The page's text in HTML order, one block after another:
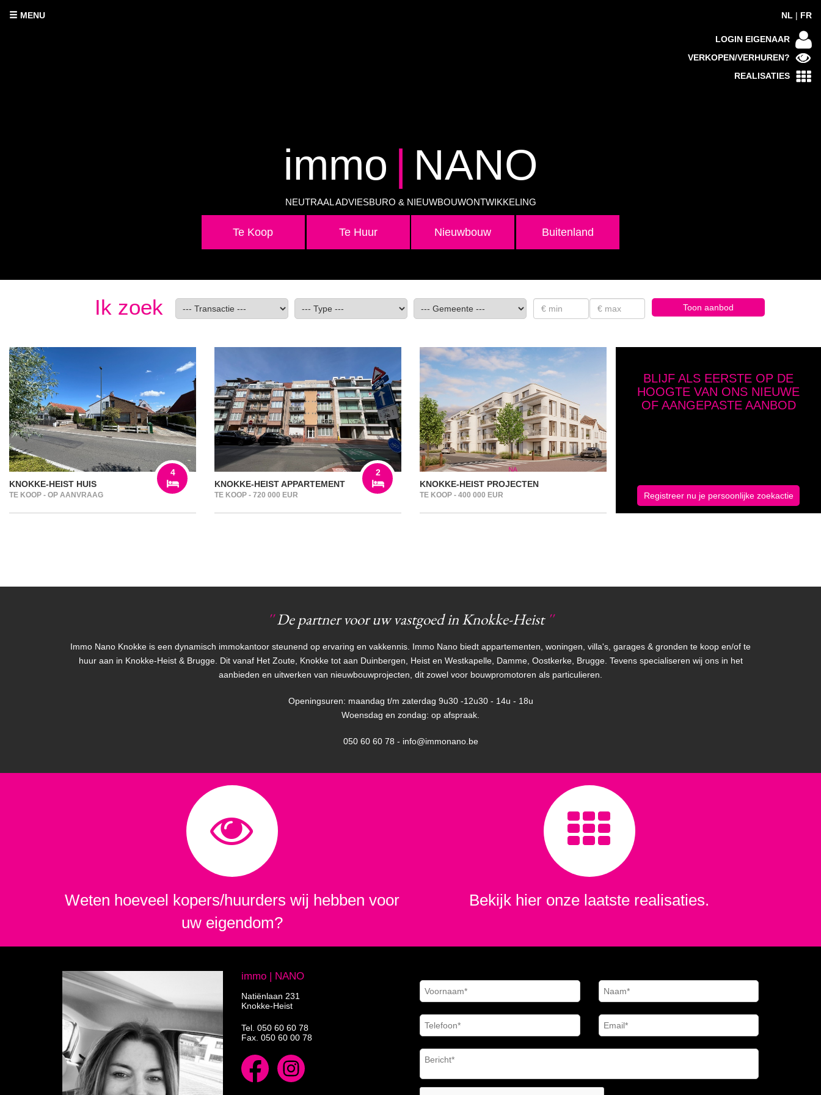
MENU NL | FR
LOGIN EIGENAAR
VERKOPEN/VERHUREN?
REALISATIES
immo | NANO
NEUTRAAL ADVIESBURO & NIEUWBOUWONTWIKKELING
Te Koop Te Huur Nieuwbouw Buitenland
Ik zoek
KNOKKE-HEIST HUIS
TE KOOP - OP AANVRAAG
4
KNOKKE-HEIST APPARTEMENT
TE KOOP - 720 000 EUR
2
KNOKKE-HEIST PROJECTEN
TE KOOP - 400 000 EUR
BLIJF ALS EERSTE OP DE
HOOGTE VAN ONS NIEUWE
OF AANGEPASTE AANBOD
Registreer nu je persoonlijke zoekactie
''De partner voor uw vastgoed in Knokke-Heist ''
Immo Nano Knokke is een dynamisch immokantoor steunend op ervaring en vakkennis. Immo Nano biedt appartementen, woningen, villa's, garages & gronden te koop en/of te
huur aan in Knokke-Heist & Brugge. Dit vanaf Het Zoute, Knokke tot aan Duinbergen, Heist en Westkapelle, Damme, Oostkerke, Brugge. Tevens specialiseren wij ons in het
aanbieden en uitwerken van nieuwbouwprojecten, dit zowel voor bouwpromotoren als particulieren.
Openingsuren: maandag t/m zaterdag 9u30 -12u30 - 14u - 18u
Woensdag en zondag: op afspraak.
050 60 60 78 - info@immonano.be
Weten hoeveel kopers/huurders wij hebben voor
uw eigendom?
Bekijk hier onze laatste realisaties.
immo | NANO
Natiënlaan 231
Knokke-Heist
Tel. 050 60 60 78
Fax. 050 60 00 78